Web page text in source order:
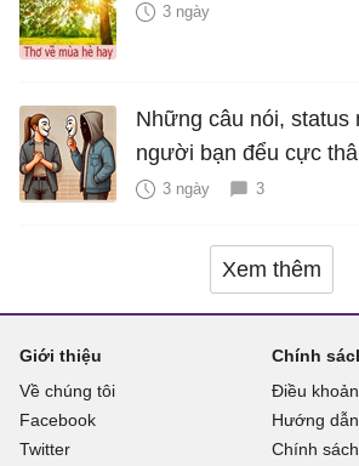
3 ngày
Những câu nói, status
người bạn đểu cực
3 ngày 3
Xem thêm
Giới thiệu
Về chúng tôi
Facebook
Twitter
Chính
Điều
Hướng
Chính